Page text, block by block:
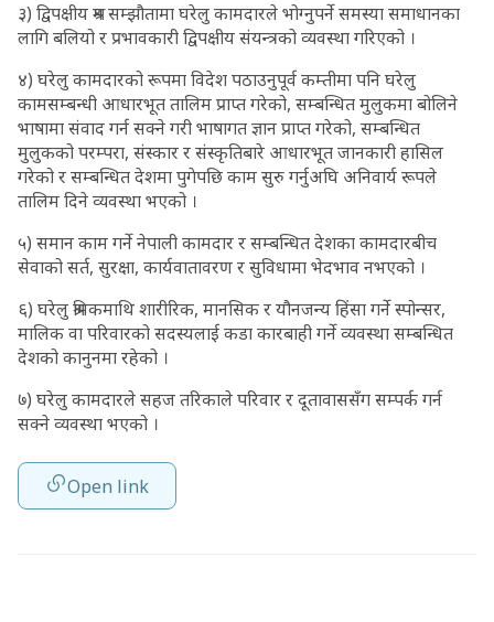
३) द्विपक्षीय श्रम सम्झौतामा घरेलु कामदारले भोग्नुपर्ने समस्या समाधानका
लागि बलियो र प्रभावकारी द्विपक्षीय संयन्त्रको व्यवस्था गरिएको ।
४) घरेलु कामदारको रूपमा विदेश पठाउनुपूर्व कम्तीमा पनि घरेलु
कामसम्बन्धी आधारभूत तालिम प्राप्त गरेको, सम्बन्धित मुलुकमा बोलिने
भाषामा संवाद गर्न सक्ने गरी भाषागत ज्ञान प्राप्त गरेको, सम्बन्धित
मुलुकको परम्परा, संस्कार र संस्कृतिबारे आधारभूत जानकारी हासिल
गरेको र सम्बन्धित देशमा पुगेपछि काम सुरु गर्नुअघि अनिवार्य रूपले
तालिम दिने व्यवस्था भएको ।
५) समान काम गर्ने नेपाली कामदार र सम्बन्धित देशका कामदारबीच
सेवाको सर्त, सुरक्षा, कार्यवातावरण र सुविधामा भेदभाव नभएको ।
६) घरेलु श्रमिकमाथि शारीरिक, मानसिक र यौनजन्य हिंसा गर्ने स्पोन्सर,
मालिक वा परिवारको सदस्यलाई कडा कारबाही गर्ने व्यवस्था सम्बन्धित
देशको कानुनमा रहेको ।
७) घरेलु कामदारले सहज तरिकाले परिवार र दूतावाससँग सम्पर्क गर्न
सक्ने व्यवस्था भएको ।
Open link